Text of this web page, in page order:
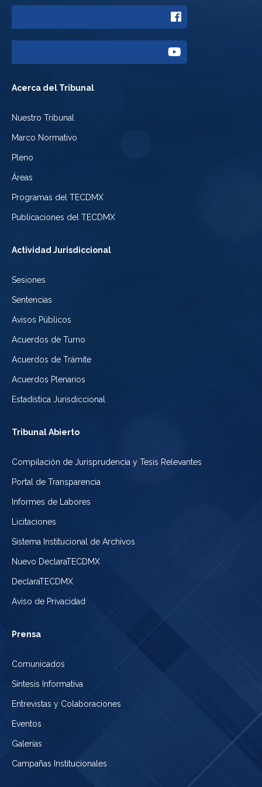
a
Twitter
a
Facebook
Acerca del Tribunal
Nuestro Tribunal
Marco Normativo
Pleno
Áreas
Programas del TECDMX
Publicaciones del TECDMX
Actividad Jurisdiccional
Sesiones
Sentencias
Avisos Públicos
Acuerdos de Turno
Acuerdos de Trámite
Acuerdos Plenarios
Estadística Jurisdiccional
Tribunal Abierto
Compilación de Jurisprudencia y Tesis Relevantes
Portal de Transparencia
Informes de Labores
Licitaciones
Sistema Institucional de Archivos
Nuevo DeclaraTECDMX
DeclaraTECDMX
Aviso de Privacidad
Prensa
Comunicados
Síntesis Informativa
Entrevistas y Colaboraciones
Eventos
Galerías
Campañas Institucionales